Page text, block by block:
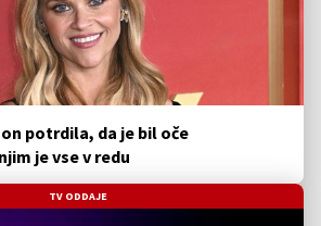
potrdila, da je bil oče
je vse v redu
TV ODDAJE